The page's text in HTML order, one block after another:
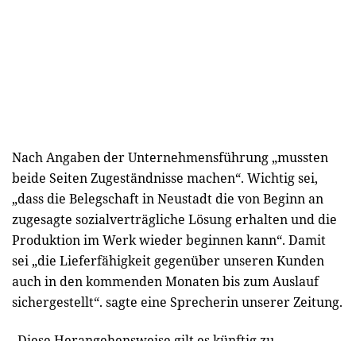
Nach Angaben der Unternehmensführung „mussten
beide Seiten Zugeständnisse machen“. Wichtig sei,
„dass die Belegschaft in Neustadt die von Beginn an
zugesagte sozialverträgliche Lösung erhalten und die
Produktion im Werk wieder beginnen kann“. Damit
sei „die Lieferfähigkeit gegenüber unseren Kunden
auch in den kommenden Monaten bis zum Auslauf
sichergestellt“. sagte eine Sprecherin unserer Zeitung.